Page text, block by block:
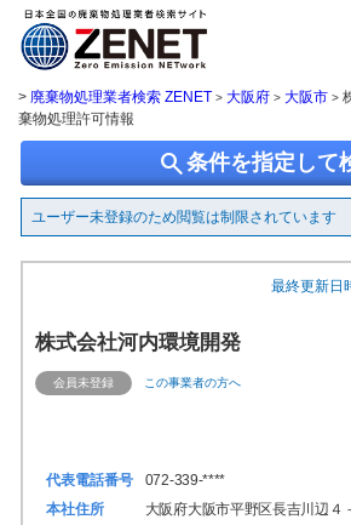
> 廃棄物処理業者検索 ZENET > 大阪府> 大阪市>
棄物処理許可情報
search条件を指定して
ユーザー未登録のため閲覧は制限されています
最終更新日
株式会社河内環境開発
会員未登録 この事業者の方へ
代表電話番号
072-339-****
本社住所
大阪府大阪市平野区長吉川辺４